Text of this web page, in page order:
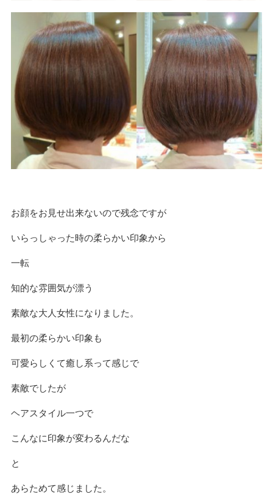
お顔をお見せ出来ないので残念ですが
いらっしゃった時の柔らかい印象から
一転
知的な雰囲気が漂う
素敵な大人女性になりました。
最初の柔らかい印象も
可愛らしくて癒し系って感じで
素敵でしたが
ヘアスタイル一つで
こんなに印象が変わるんだな
と
あらためて感じました。